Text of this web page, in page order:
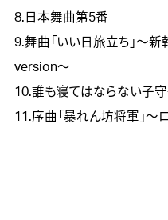
8.日本舞曲第5番
9.舞曲「いい日旅立ち」～
version～
10.誰も寝てはならない子
11.序曲「暴れん坊将軍」～